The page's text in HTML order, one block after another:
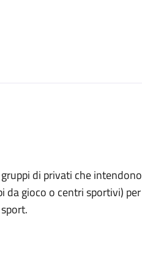
di privati che intendono
da gioco o centri sportivi) per